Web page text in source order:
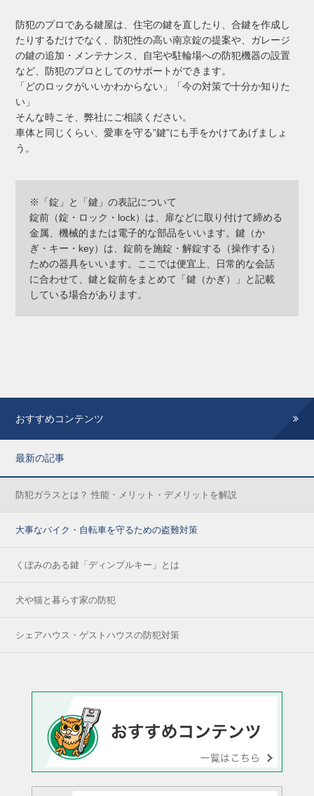
防犯のプロである鍵屋は、住宅の鍵を直したり、合鍵を作成し
たりするだけでなく、防犯性の高い南京錠の提案や、ガレージ
の鍵の追加・メンテナンス、自宅や駐輪場への防犯機器の設置
など、防犯のプロとしてのサポートができます。
「どのロックがいいかわからない」「今の対策で十分か知りた
い」
そんな時こそ、弊社にご相談ください。
車体と同じくらい、愛車を守る”鍵”にも手をかけてあげましょ
う。
※「錠」と「鍵」の表記について
錠前（錠・ロック・lock）は、扉などに取り付けて締める
金属、機械的または電子的な部品をいいます。鍵（か
ぎ・キー・key）は、錠前を施錠・解錠する（操作する）
ための器具をいいます。ここでは便宜上、日常的な会話
に合わせて、鍵と錠前をまとめて「鍵（かぎ）」と記載
している場合があります。
おすすめコンテンツ
最新の記事
防犯ガラスとは？ 性能・メリット・デメリットを解説
大事なバイク・自転車を守るための盗難対策
くぼみのある鍵「ディンプルキー」とは
犬や猫と暮らす家の防犯
シェアハウス・ゲストハウスの防犯対策